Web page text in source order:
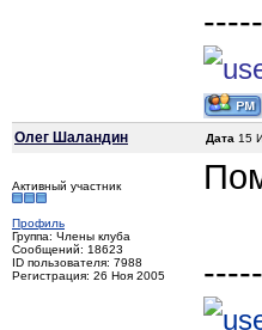
Олег Шаландин Дата 15
Активный участник
Профиль
Группа: Члены клуба
Сообщений: 18623
ID пользователя: 7988
Регистрация: 26 Ноя 2005